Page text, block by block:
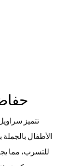
تتميز
الأطفال
للتسرب، مما